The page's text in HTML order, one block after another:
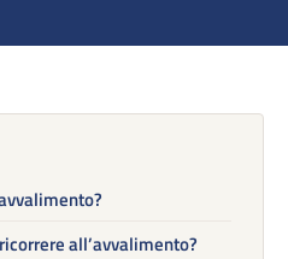
all’avvalimento?